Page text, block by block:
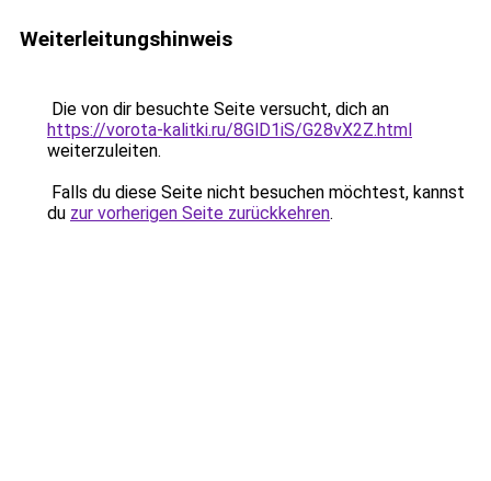
Weiterleitungshinweis
Die von dir besuchte Seite versucht, dich an
https://vorota-kalitki.ru/8GlD1iS/G28vX2Z.html
weiterzuleiten.
Falls du diese Seite nicht besuchen möchtest, kannst
du zur vorherigen Seite zurückkehren.